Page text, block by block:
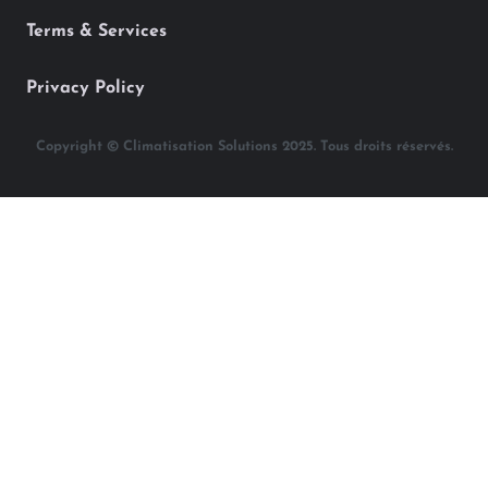
Terms & Services
Privacy Policy
Copyright © Climatisation Solutions 2025. Tous droits réservés.